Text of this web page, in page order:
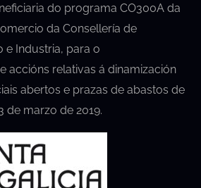
do programa CO300A da
da Consellería de
e Industria, para o
accións relativas á dinamización
abertos e prazas de abastos de
de marzo de 2019.